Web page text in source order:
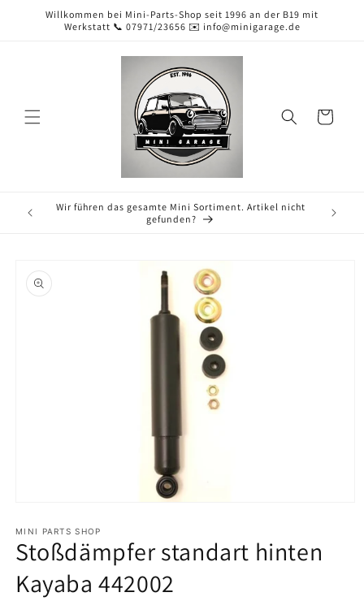
zumWillkommen bei Mini-Parts-Shop seit 1996 an der B19 mit
Werkstatt 📞 07971/23656 ✉️ info@minigarage.de
Warenkorb
Wir führen das gesamte Mini Sortiment. Artikel nicht
gefunden?
in
Modal
öffnen
MINI PARTS SHOP
Stoßdämpfer standart hinten
Kayaba 442002